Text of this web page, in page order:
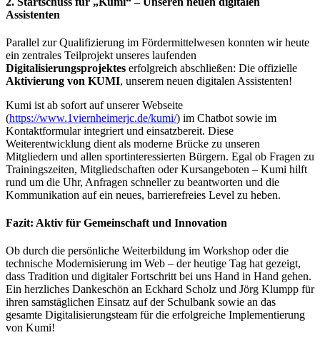
Assistenten
Parallel zur Qualifizierung im Fördermittelwesen konnten wir heute
ein zentrales Teilprojekt unseres laufenden
Digitalisierungsprojektes erfolgreich abschließen: Die offizielle
Aktivierung von KUMI, unserem neuen digitalen Assistenten!
Kumi ist ab sofort auf unserer Webseite
(https://www.1viernheimerjc.de/kumi/) im Chatbot sowie im
Kontaktformular integriert und einsatzbereit. Diese
Weiterentwicklung dient als moderne Brücke zu unseren
Mitgliedern und allen sportinteressierten Bürgern. Egal ob Fragen zu
Trainingszeiten, Mitgliedschaften oder Kursangeboten – Kumi hilft
rund um die Uhr, Anfragen schneller zu beantworten und die
Kommunikation auf ein neues, barrierefreies Level zu heben.
Fazit: Aktiv für Gemeinschaft und Innovation
Ob durch die persönliche Weiterbildung im Workshop oder die
technische Modernisierung im Web – der heutige Tag hat gezeigt,
dass Tradition und digitaler Fortschritt bei uns Hand in Hand gehen.
Ein herzliches Dankeschön an Eckhard Scholz und Jörg Klumpp für
ihren samstäglichen Einsatz auf der Schulbank sowie an das
gesamte Digitalisierungsteam für die erfolgreiche Implementierung
von Kumi!